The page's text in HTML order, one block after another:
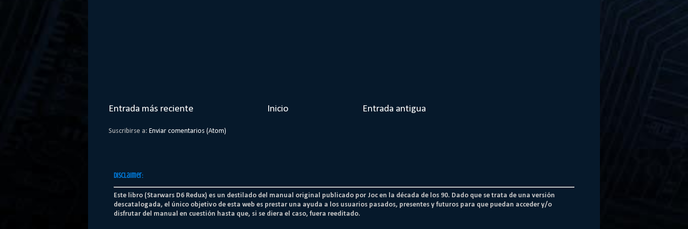
Entrada más reciente Entrada antigua
Inicio
Suscribirse a: Enviar comentarios (Atom)
Disclaimer:
Este libro (Starwars D6 Redux) es un destilado del manual original publicado por Joc en la década de los 90. Dado que se trata de una versión
descatalogada, el único objetivo de esta web es prestar una ayuda a los usuarios pasados, presentes y futuros para que puedan acceder y/o
disfrutar del manual en cuestión hasta que, si se diera el caso, fuera reeditado.